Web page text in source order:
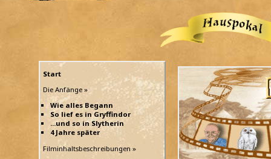
Start
Die Anfänge »
Wie alles Begann
So lief es in Gryffindor
...und so in Slytherin
4 Jahre später
Filminhaltsbeschreibungen »